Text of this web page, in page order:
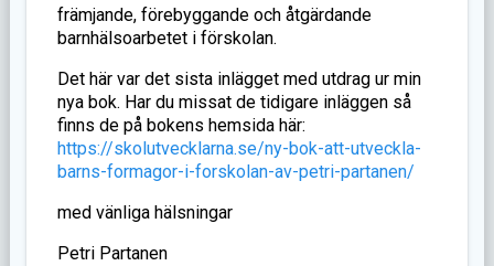
främjande, förebyggande och åtgärdande
barnhälsoarbetet i förskolan.
Det här var det sista inlägget med utdrag ur min
nya bok. Har du missat de tidigare inläggen så
finns de på bokens hemsida här:
https://skolutvecklarna.se/ny-bok-att-utveckla-
barns-formagor-i-forskolan-av-petri-partanen/
med vänliga hälsningar
Petri Partanen